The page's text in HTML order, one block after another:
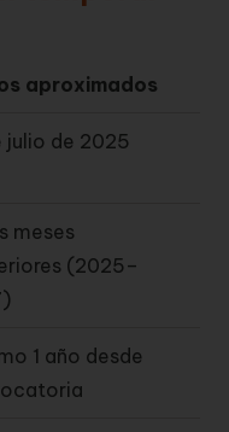
aproximados
julio de 2025
meses
(2025–
1 año desde